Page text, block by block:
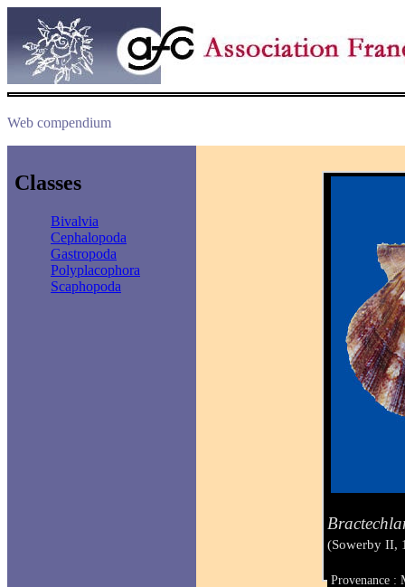
Web compendium
Classes
Bivalvia
Cephalopoda
Gastropoda
Polyplacophora
Scaphopoda
(Sowerby II,
Provenance :